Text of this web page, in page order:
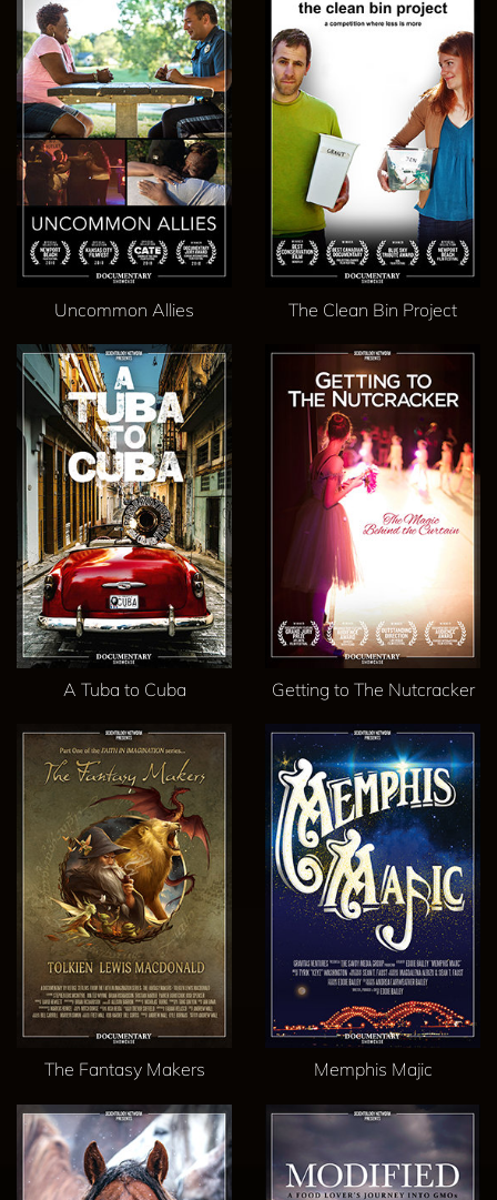
Uncommon Allies The Clean Bin Project
A Tuba to Cuba Getting to The Nutcracker
The Fantasy Makers Memphis Majic